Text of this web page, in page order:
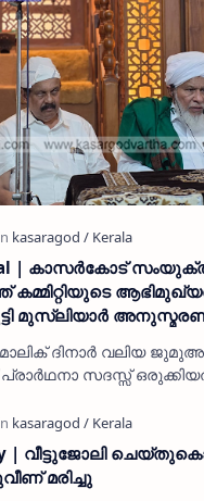
| കാസർകോട്
കമ്മിറ്റിയുടെ
മുസ്ലിയാർ
മാലിക് ദിനാർ വലിയ
സദസ്സ്
| വീട്ടുജോലി
മരിച്ചു